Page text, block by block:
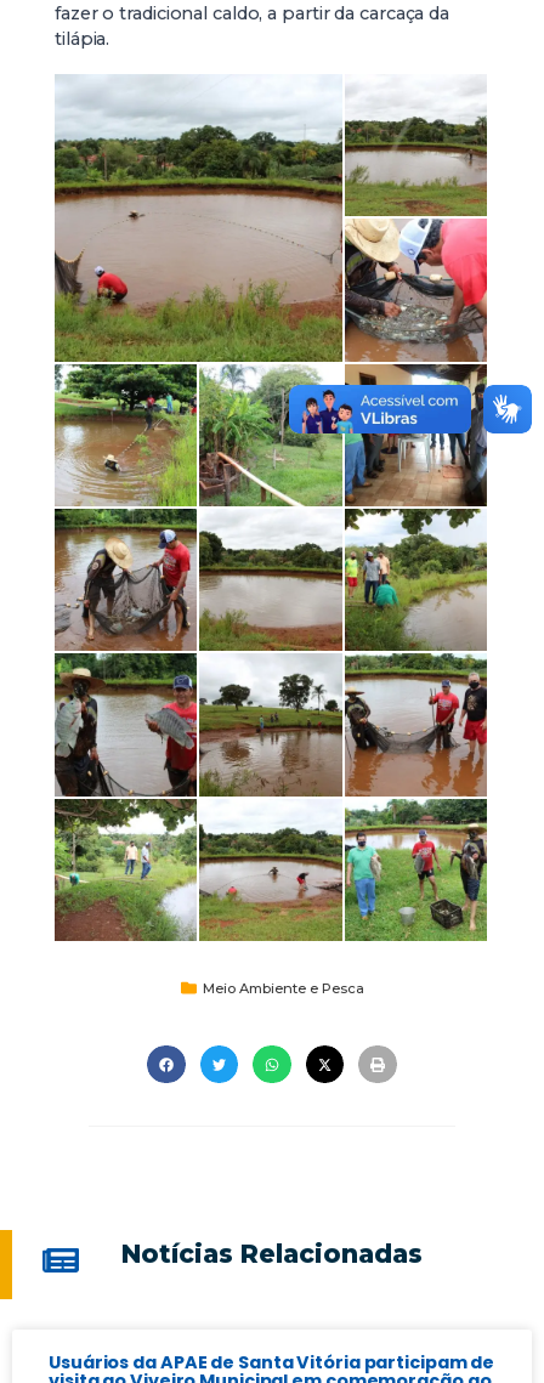
fazer o tradicional caldo, a partir da carcaça da
tilápia.
Meio Ambiente e Pesca
Notícias Relacionadas
Usuários da APAE de Santa Vitória participam de